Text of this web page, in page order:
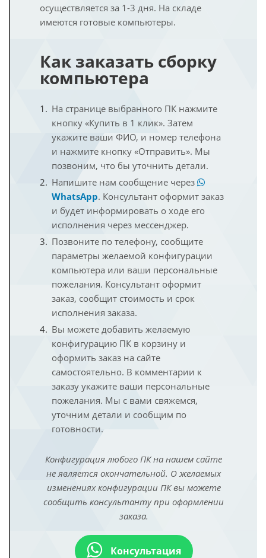
осуществляется за 1-3 дня. На складе
имеются готовые компьютеры.
Как заказать сборку
компьютера
На странице выбранного ПК нажмите
кнопку «Купить в 1 клик». Затем
укажите ваши ФИО, и номер телефона
и нажмите кнопку «Отправить». Мы
позвоним, что бы уточнить детали.
Напишите нам сообщение через
WhatsApp. Консультант оформит заказ
и будет информировать о ходе его
исполнения через мессенджер.
Позвоните по телефону, сообщите
параметры желаемой конфигурации
компьютера или ваши персональные
пожелания. Консультант оформит
заказ, сообщит стоимость и срок
исполнения заказа.
Вы можете добавить желаемую
конфигурацию ПК в корзину и
оформить заказ на сайте
самостоятельно. В комментарии к
заказу укажите ваши персональные
пожелания. Мы с вами свяжемся,
уточним детали и сообщим по
готовности.
Конфигурация любого ПК на нашем сайте
не является окончательной. О желаемых
изменениях конфигурации ПК вы можете
сообщить консультанту при оформлении
заказа.
Консультация